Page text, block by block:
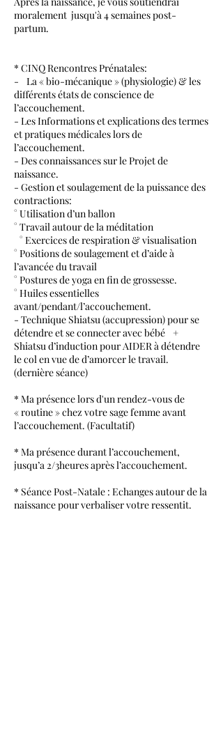
moralement jusqu'à 4 semaines post-
partum.
* CINQ Rencontres Prénatales:
- La « bio-mécanique » (physiologie) & les
différents états de conscience de
l’accouchement.
- Les Informations et explications des termes
et pratiques médicales lors de
l’accouchement.
- Des connaissances sur le Projet de
naissance.
- Gestion et soulagement de la puissance des
contractions:
° Utilisation d’un ballon
° Travail autour de la méditation
° Exercices de respiration & visualisation
° Positions de soulagement et d’aide à
l’avancée du travail
° Postures de yoga en fin de grossesse.
° Huiles essentielles
avant/pendant/l’accouchement.
- Technique Shiatsu (accupression) pour se
détendre et se connecter avec bébé +
Shiatsu d’induction pour AIDER à détendre
le col en vue de d’amorcer le travail.
(dernière séance)
* Ma présence lors d'un rendez-vous de
« routine » chez votre sage femme avant
l’accouchement. (Facultatif)
* Ma présence durant l’accouchement,
jusqu’a 2/3heures après l’accouchement.
* Séance Post-Natale : Echanges autour de la
naissance pour verbaliser votre ressentit.